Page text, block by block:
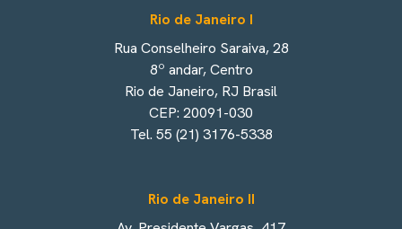
Rio de Janeiro I
Rua Conselheiro Saraiva, 28
8º andar, Centro
Rio de Janeiro, RJ Brasil
CEP: 20091-030
Tel. 55 (21) 3176-5338
Rio de Janeiro II